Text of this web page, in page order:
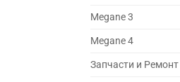
Megane 3
Megane 4
Запчасти и Ремонт